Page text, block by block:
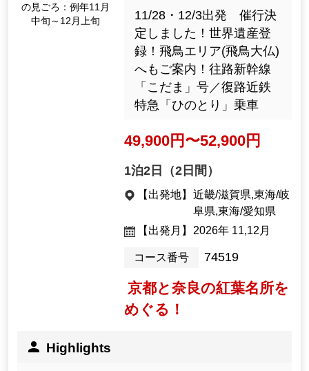
の見ごろ：例年11月
中旬～12月上旬
11/28・12/3出発 催行決
定しました！世界遺産登
録！飛鳥エリア(飛鳥大仏)
へもご案内！往路新幹線
「こだま」号／復路近鉄
特急「ひのとり」乗車
49,900円〜52,900円
1泊2日（2日間）
【出発地】 近畿/滋賀県,東海/岐
阜県,東海/愛知県
【出発月】 2026年 11,12月
コース番号 74519
京都と奈良の紅葉名所を
めぐる！
Highlights